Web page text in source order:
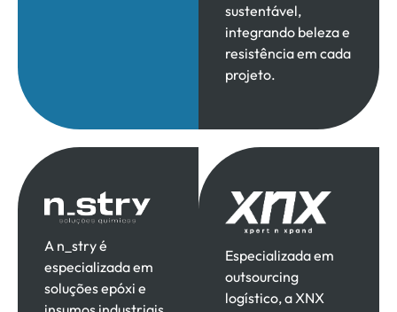
sustentável,
integrando beleza e
resistência em cada
projeto.
A n_stry é
especializada em
soluções epóxi e
Especializada em
outsourcing
logístico, a XNX